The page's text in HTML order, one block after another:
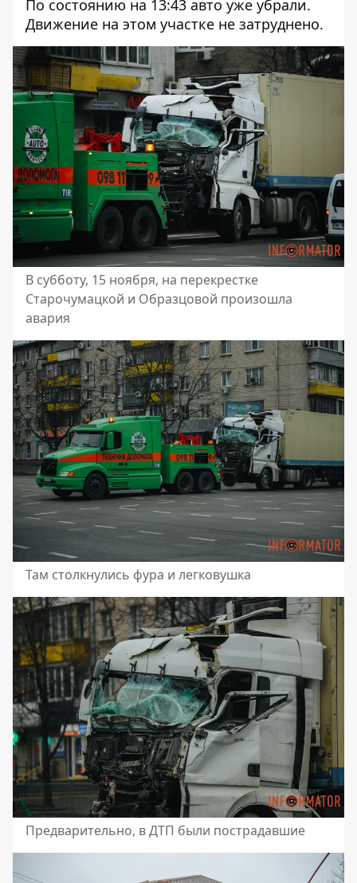
По состоянию на 13:43 авто уже убрали.
Движение на этом участке не затруднено.
В субботу, 15 ноября, на перекрестке
Старочумацкой и Образцовой произошла
авария
Там столкнулись фура и легковушка
Предварительно, в ДТП были пострадавшие